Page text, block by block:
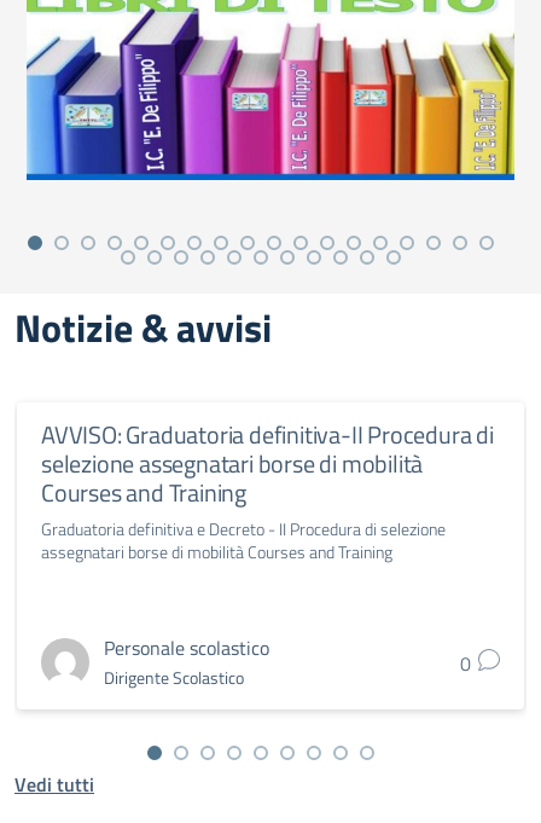
Notizie & avvisi
AVVISO: Graduatoria definitiva-II Procedura di
selezione assegnatari borse di mobilità
Courses and Training
Graduatoria definitiva e Decreto - II Procedura di selezione
assegnatari borse di mobilità Courses and Training
Personale scolastico
Dirigente Scolastico 0
Vedi tutti